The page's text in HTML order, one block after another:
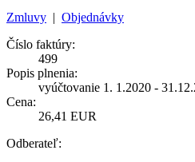
Zmluvy | Objednávky
Číslo faktúry:
499
Popis plnenia:
vyúčtovanie 1. 1.2020 -
Cena:
26,41 EUR
Odberateľ: